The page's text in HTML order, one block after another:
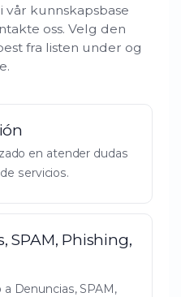
kunnskapsbase
oss. Velg den
fra listen under og
en atender dudas
servicios.
SPAM, Phishing,
Denuncias, SPAM,